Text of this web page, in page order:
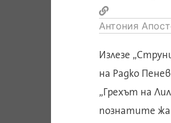
Антония
Излезе
на Радко
„Грехът на
познатите